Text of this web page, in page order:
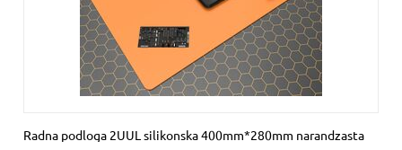
Radna podloga 2UUL silikonska 400mm*280mm narandzasta